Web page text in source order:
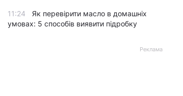
11:24
Як перевірити масло в домашніх
умовах: 5 способів виявити підробку
Реклама